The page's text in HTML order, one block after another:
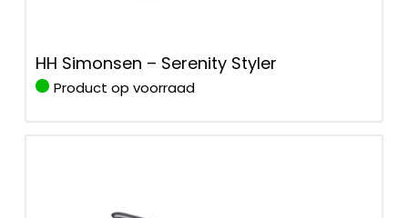
HH Simonsen – Serenity Styler
Product op voorraad